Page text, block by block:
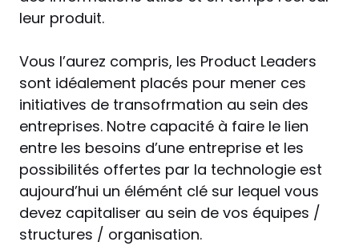
leur produit.
Vous l’aurez compris, les Product Leaders
sont idéalement placés pour mener ces
initiatives de transofrmation au sein des
entreprises. Notre capacité à faire le lien
entre les besoins d’une entreprise et les
possibilités offertes par la technologie est
aujourd’hui un élémént clé sur lequel vous
devez capitaliser au sein de vos équipes /
structures / organisation.